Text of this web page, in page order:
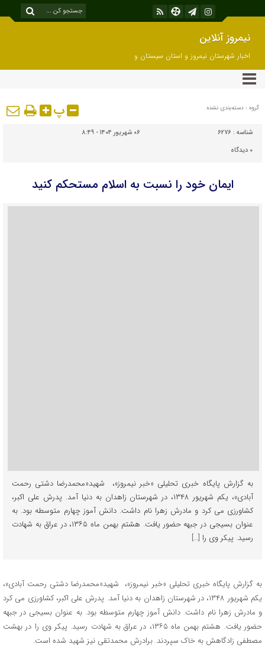
نیمروز آنلاین
اخبار شهرستان نیمروز و استان سیستان و
بلوچستان
گروه : دسته‌بندی نشده پ
شناسه : 6276
۰۶ شهریور ۱۴۰۴ - ۸:۴۹
۰ دیدگاه
ایمان خود را نسبت به اسلام مستحکم کنید
به گزارش پایگاه خبری تحلیلی «خبر نیمروز»، شهید«محمدرضا دشتی رحمت
آبادی»، یکم شهریور ۱۳۴۸، در شهرستان زاهدان به دنیا آمد. پدرش علی اکبر،
کشاورزی می کرد و مادرش زهرا نام داشت. دانش آموز چهارم متوسطه بود. به
عنوان بسیجی در جبهه حضور یافت. هشتم بهمن ماه ۱۳۶۵، در عراق به شهادت
رسید. پیکر وی را […]
به گزارش پایگاه خبری تحلیلی «خبر نیمروز»، شهید«محمدرضا دشتی رحمت آبادی»،
یکم شهریور ۱۳۴۸، در شهرستان زاهدان به دنیا آمد. پدرش علی اکبر، کشاورزی می کرد
و مادرش زهرا نام داشت. دانش آموز چهارم متوسطه بود. به عنوان بسیجی در جبهه
حضور یافت. هشتم بهمن ماه ۱۳۶۵، در عراق به شهادت رسید. پیکر وی را در بهشت
مصطفی زادگاهش به خاک سپردند. برادرش محمدتقی نیز شهید شده است.